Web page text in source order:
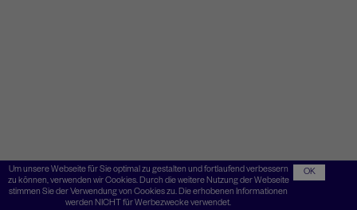
Um unsere Webseite für Sie optimal zu gestalten und fortlaufend verbessern
zu können, verwenden wir Cookies. Durch die weitere Nutzung der Webseite
stimmen Sie der Verwendung von Cookies zu. Die erhobenen Informationen
werden NICHT für Werbezwecke verwendet.
OK